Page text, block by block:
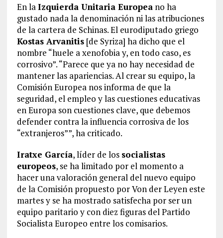
En laIzquierda Unitaria Europeano ha
gustado nada la denominación ni las atribuciones
de la cartera de Schinas. El eurodiputado griego
Kostas Arvanitis[de Syriza] ha dicho que el
nombre “huele a xenofobia y, en todo caso, es
corrosivo”. “Parece que ya no hay necesidad de
mantener las apariencias. Al crear su equipo, la
Comisión Europea nos informa de que la
seguridad, el empleo y las cuestiones educativas
en Europa son cuestiones clave, que debemos
defender contra la influencia corrosiva de los
“extranjeros””, ha criticado.
Iratxe García, líder de los socialistas
europeos, se ha limitado por el momento a
hacer una valoración general del nuevo equipo
de la Comisión propuesto por Von der Leyen este
martes y se ha mostrado satisfecha por ser un
equipo paritario y con diez figuras del Partido
Socialista Europeo entre los comisarios.